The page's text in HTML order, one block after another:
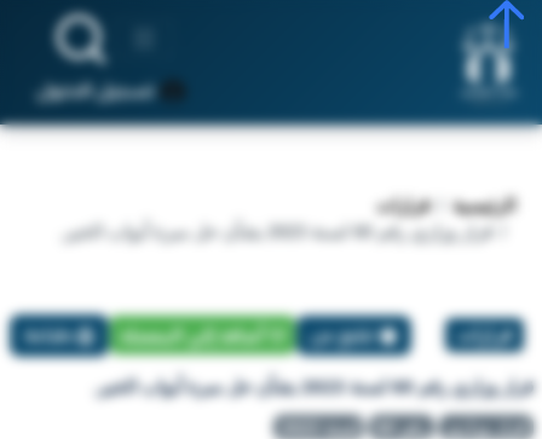
تسجيل الدخول
الرئيسية
قرارات
قرار وزاري رقم 60 لسنة 2023 بشأن حل مبرة أبواب الخير.
قرارات تبليغ عن أضافة إلي المفضلة طباعة
قرار وزاري رقم 60 لسنة 2023 بشأن حل مبرة أبواب الخير.
قرار وزاري رقم 60 لسنة 2023